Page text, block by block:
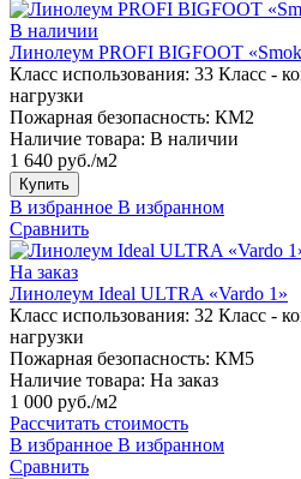
В наличии
Линолеум PROFI BIGFOOT
Класс использования: 33 Класс -
нагрузки
Пожарная безопасность: КМ2
Наличие товара: В наличии
1 640 руб./м2
Купить
В избранное В избранном
Сравнить
На заказ
Линолеум Ideal ULTRA «Vardo 1»
Класс использования: 32 Класс -
нагрузки
Пожарная безопасность: КМ5
Наличие товара: На заказ
1 000 руб./м2
Рассчитать стоимость
В избранное В избранном
Сравнить